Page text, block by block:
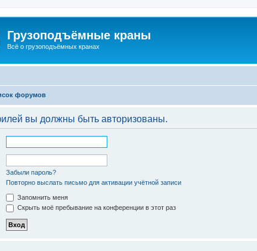
Грузоподъёмные краны
Всё о грузоподъёмных кранах
форумов
вы должны быть авторизованы.
Забыли пароль?
Повторно выслать письмо для активации учётной записи
Запомнить меня
Скрыть моё пребывание на конференции в этот раз